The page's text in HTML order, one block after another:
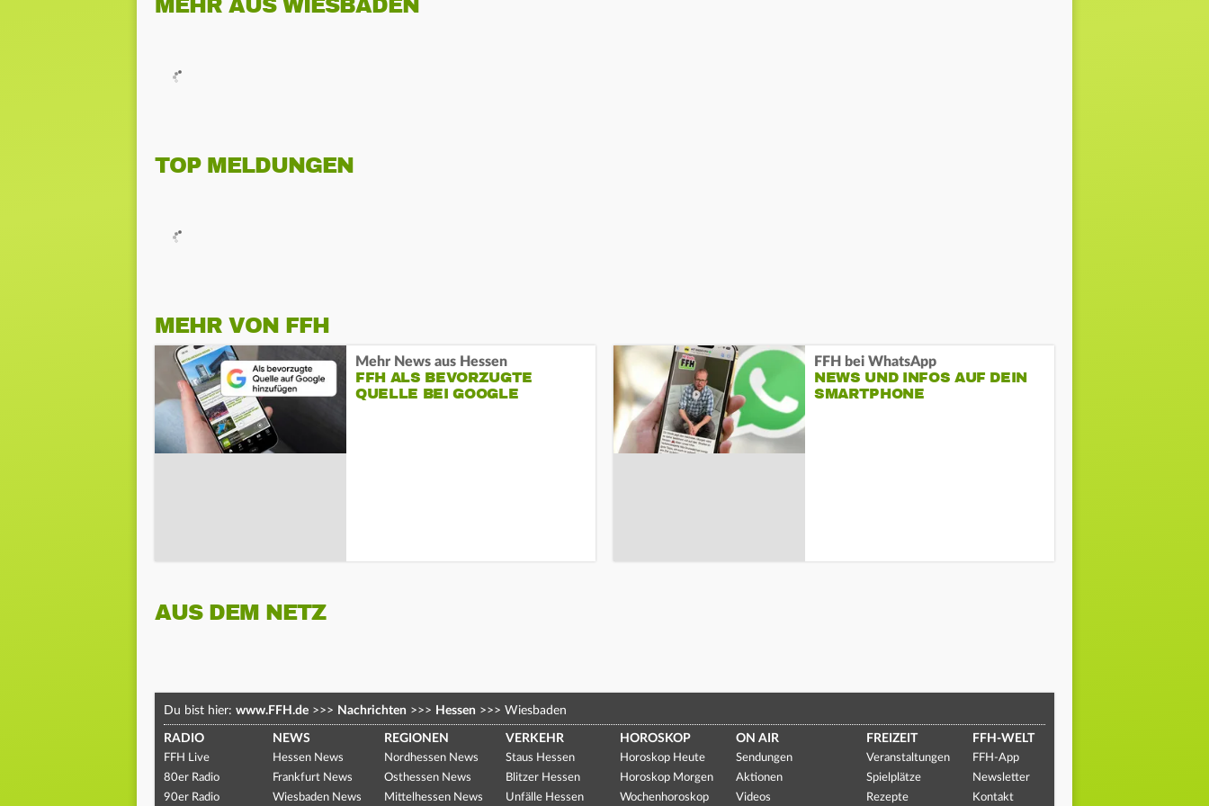
MEHR AUS WIESBADEN
TOP MELDUNGEN
MEHR VON FFH
Mehr News aus Hessen
FFH ALS BEVORZUGTE
QUELLE BEI GOOGLE
FFH bei WhatsApp
NEWS UND INFOS AUF DEIN
SMARTPHONE
AUS DEM NETZ
Du bist hier: www.FFH.de >>> Nachrichten >>> Hessen >>> Wiesbaden
RADIO
FFH Live
80er Radio
90er Radio
NEWS
Hessen News
Frankfurt News
Wiesbaden News
REGIONEN
Nordhessen News
Osthessen News
Mittelhessen News
VERKEHR
Staus Hessen
Blitzer Hessen
Unfälle Hessen
HOROSKOP
Horoskop Heute
Horoskop Morgen
Wochenhoroskop
ON AIR
Sendungen
Aktionen
Videos
FREIZEIT
Veranstaltungen
Spielplätze
Rezepte
FFH-WELT
FFH-App
Newsletter
Kontakt